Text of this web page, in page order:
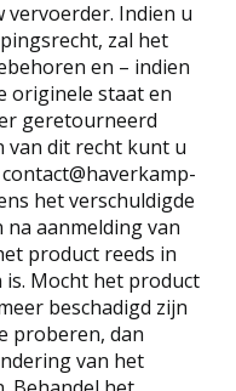
vervoerder. Indien u
zal het
en – indien
originele staat en
geretourneerd
van dit recht kunt u
het verschuldigde
aanmelding van
product reeds in
Mocht het product
beschadigd zijn
proberen, dan
van het